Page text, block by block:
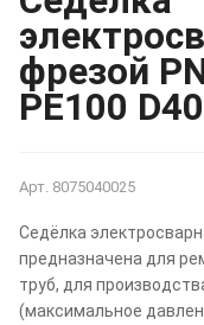
фрезой
PE100
Арт. 8075040025
Седёлка
предназначена для
труб, для
(максимальное